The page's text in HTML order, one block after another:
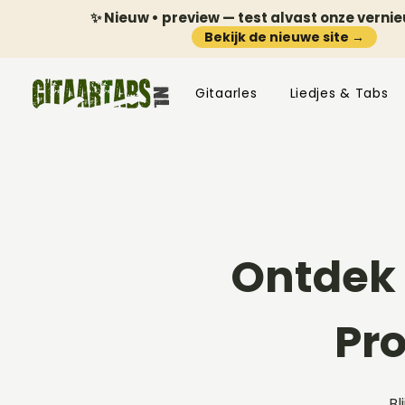
✨ Nieuw • preview — test alvast onze
Bekijk de nieuwe site →
Gitaarles Liedjes & Tabs